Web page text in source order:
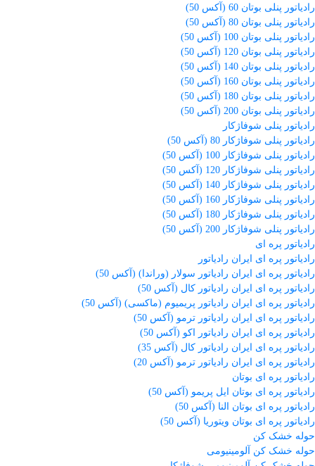
رادیاتور پنلی بوتان 60 (آکس 50)
رادیاتور پنلی بوتان 80 (آکس 50)
رادیاتور پنلی بوتان 100 (آکس 50)
رادیاتور پنلی بوتان 120 (آکس 50)
رادیاتور پنلی بوتان 140 (آکس 50)
رادیاتور پنلی بوتان 160 (آکس 50)
رادیاتور پنلی بوتان 180 (آکس 50)
رادیاتور پنلی بوتان 200 (آکس 50)
رادیاتور پنلی شوفاژکار
رادیاتور پنلی شوفاژکار 80 (آکس 50)
رادیاتور پنلی شوفاژکار 100 (آکس 50)
رادیاتور پنلی شوفاژکار 120 (آکس 50)
رادیاتور پنلی شوفاژکار 140 (آکس 50)
رادیاتور پنلی شوفاژکار 160 (آکس 50)
رادیاتور پنلی شوفاژکار 180 (آکس 50)
رادیاتور پنلی شوفاژکار 200 (آکس 50)
رادیاتور پره ای
رادیاتور پره ای ایران رادیاتور
رادیاتور پره ای ایران رادیاتور سولار (وراندا) (آکس 50)
رادیاتور پره ای ایران رادیاتور کال (آکس 50)
رادیاتور پره ای ایران رادیاتور پریمیوم (ماکسی) (آکس 50)
رادیاتور پره ای ایران رادیاتور ترمو (آکس 50)
رادیاتور پره ای ایران رادیاتور اکو (آکس 50)
رادیاتور پره ای ایران رادیاتور کال (آکس 35)
رادیاتور پره ای ایران رادیاتور ترمو (آکس 20)
رادیاتور پره ای بوتان
رادیاتور پره ای بوتان ایل پریمو (آکس 50)
رادیاتور پره ای بوتان النا (آکس 50)
رادیاتور پره ای بوتان ویتوریا (آکس 50)
حوله خشک کن
حوله خشک کن آلومینیومی